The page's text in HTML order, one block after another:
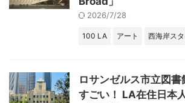
2026/7/28
100 LA アート 西海岸ス
ロサンゼルス市立図
すごい！ LA在住日本